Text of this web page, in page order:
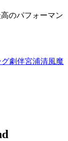
のパフォーマン
グ劇伴宮浦清風魔